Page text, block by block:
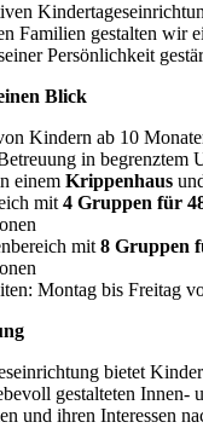
Familien gestalten wir
Persönlichkeit
Blick
Kindern ab 10
in begrenztem
einem Krippenhaus
mit 4 Gruppen für
mit 8 Gruppen
Montag bis Freitag
bietet
gestalteten Innen-
und ihren Interessen